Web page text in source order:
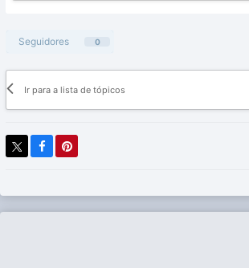
Seguidores 0
Ir para a lista de tópicos